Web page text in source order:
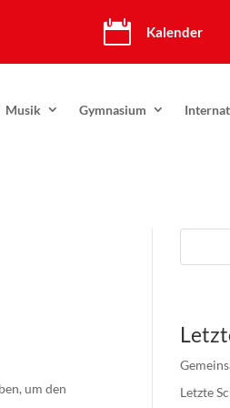
 Kalender
Musik Gymnasium Internat
Letzte